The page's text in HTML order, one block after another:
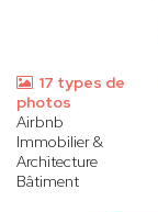
17 types de
photos
Airbnb
Immobilier &
Architecture
Bâtiment